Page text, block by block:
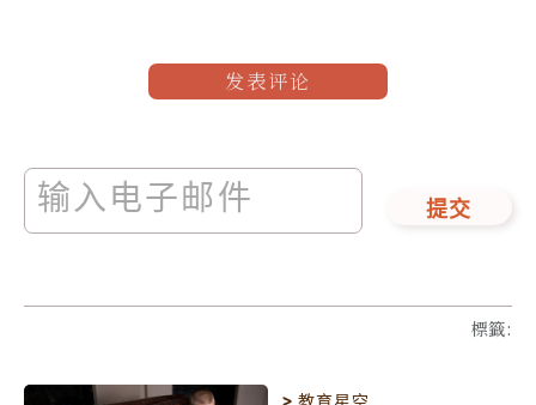
发表评论
提交
標籤: